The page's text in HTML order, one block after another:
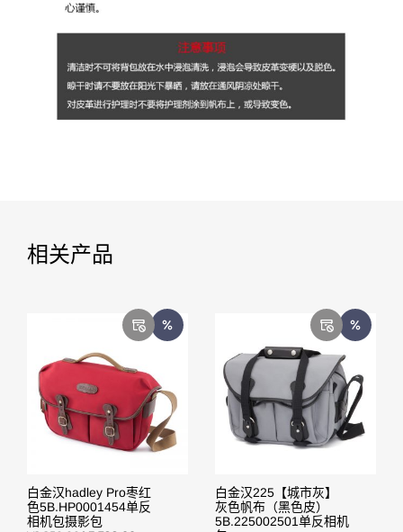
相关产品
白金汉hadley Pro枣红
色5B.HP0001454单反
相机包摄影包
白金汉225【城市灰】
灰色帆布（黑色皮）
5B.225002501单反相机